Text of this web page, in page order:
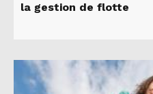
la gestion de flotte